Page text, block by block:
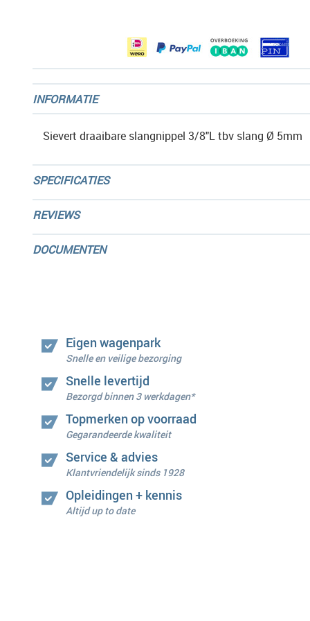
INFORMATIE
Sievert draaibare slangnippel 3/8"L tbv slang Ø 5mm
SPECIFICATIES
REVIEWS
DOCUMENTEN
Eigen wagenpark
Snelle en veilige bezorging
Snelle levertijd
Bezorgd binnen 3 werkdagen*
Topmerken op voorraad
Gegarandeerde kwaliteit
Service & advies
Klantvriendelijk sinds 1928
Opleidingen + kennis
Altijd up to date